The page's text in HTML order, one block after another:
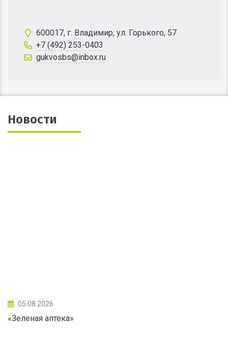
600017, г. Владимир, ул. Горького, 57
+7 (492) 253-0403
gukvosbs@inbox.ru
Новости
05.08.2026
«Зеленая аптека»